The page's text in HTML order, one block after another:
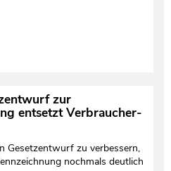
zur
entsetzt Verbraucher-
Gesetzentwurf zu verbessern,
nochmals deutlich